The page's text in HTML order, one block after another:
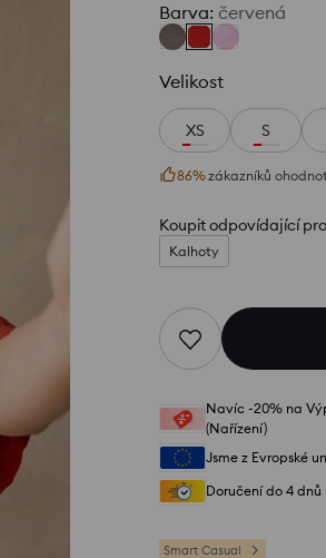
Barva: červená
Velikost
XS S
86%zákazníků
Koupit odpovídající
Kalhoty
Navíc -20% na
(Nařízení)
Jsme z Evropské
Doručení do 4
Smart Casual